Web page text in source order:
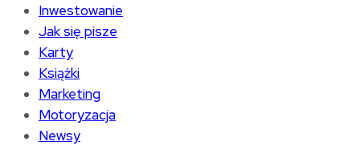
Inwestowanie
Jak się pisze
Karty
Książki
Marketing
Motoryzacja
Newsy